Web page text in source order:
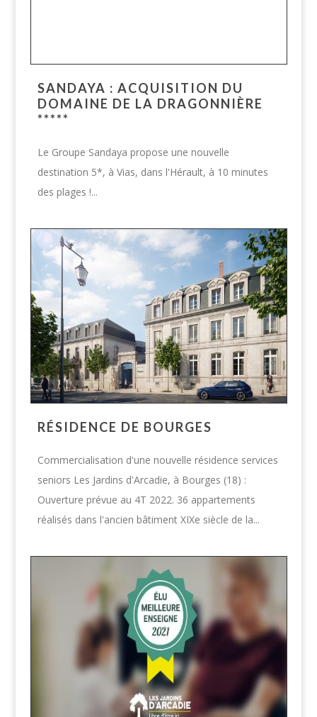
SANDAYA : ACQUISITION DU
DOMAINE DE LA DRAGONNIÈRE
*****
Le Groupe Sandaya propose une nouvelle
destination 5*, à Vias, dans l'Hérault, à 10 minutes
des plages !...
RÉSIDENCE DE BOURGES
Commercialisation d'une nouvelle résidence services
seniors Les Jardins d'Arcadie, à Bourges (18) :
Ouverture prévue au 4T 2022. 36 appartements
réalisés dans l'ancien bâtiment XIXe siècle de la...